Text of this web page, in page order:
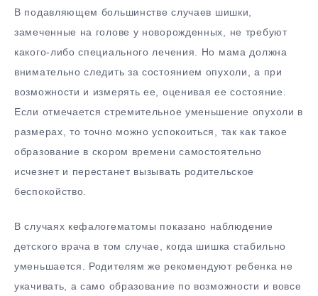
В подавляющем большинстве случаев шишки,
замеченные на голове у новорожденных, не требуют
какого-либо специального лечения. Но мама должна
внимательно следить за состоянием опухоли, а при
возможности и измерять ее, оценивая ее состояние.
Если отмечается стремительное уменьшение опухоли в
размерах, то точно можно успокоиться, так как такое
образование в скором времени самостоятельно
исчезнет и перестанет вызывать родительское
беспокойство.
В случаях кефалогематомы показано наблюдение
детского врача в том случае, когда шишка стабильно
уменьшается. Родителям же рекомендуют ребенка не
укачивать, а само образование по возможности и вовсе